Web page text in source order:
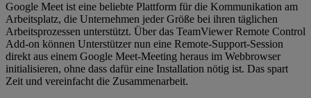
Google Meet ist eine beliebte Plattform für die Kommunikation am
Arbeitsplatz, die Unternehmen jeder Größe bei ihren täglichen
Arbeitsprozessen unterstützt. Über das TeamViewer Remote Control
Add-on können Unterstützer nun eine Remote-Support-Session
direkt aus einem Google Meet-Meeting heraus im Webbrowser
initialisieren, ohne dass dafür eine Installation nötig ist. Das spart
Zeit und vereinfacht die Zusammenarbeit.